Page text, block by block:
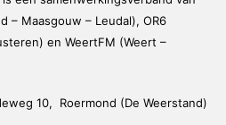
– Maasgouw – Leudal), OR6
en WeertFM (Weert –
10, Roermond (De Weerstand)